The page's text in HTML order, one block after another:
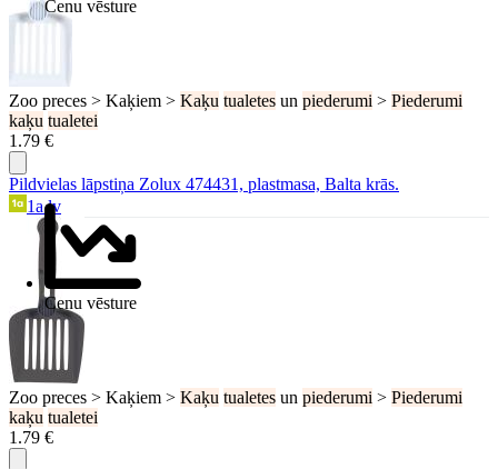
Cenu vēsture
Zoo preces > Kaķiem > Kaķu tualetes un piederumi > Piederumi
kaķu tualetei
1.79 €
Cenu vēsture
Pildvielas lāpstiņa Zolux 474431, plastmasa, Balta krās.
1a.lv
Zoo preces > Kaķiem > Kaķu tualetes un piederumi > Piederumi
kaķu tualetei
1.79 €